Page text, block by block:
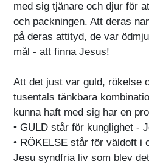
med sig tjänare och djur för
och packningen. Att deras
på deras attityd, de var
mål - att finna Jesus!
Att det just var guld, rökelse
tusentals tänkbara
kunna haft med sig har en
• GULD står för kunglighet -
• RÖKELSE står för väldoft i
Jesu syndfria liv som blev